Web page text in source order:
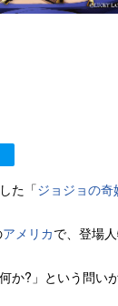
た「ジョジョの奇
アメリカで、登場
か?」という問い